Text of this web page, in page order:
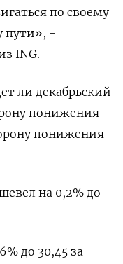
по своему
пути», -
ING.
ли декабрьский
понижения -
понижения
на 0,2% до
до 30,45 за